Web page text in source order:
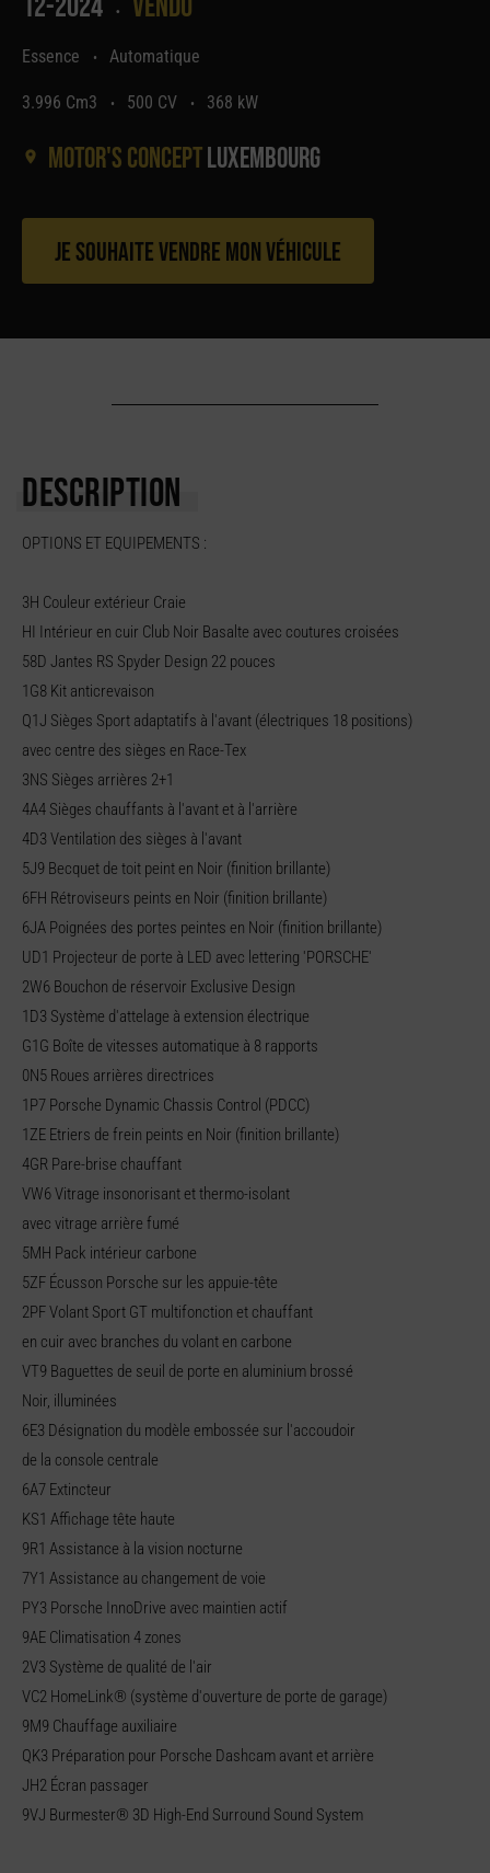
•
Essence • Automatique
3.996 Cm3 • 500 CV • 368 kW
Motor's conceptLuxembourg
Je souhaite vendre mon véhicule
DESCRIPTION
OPTIONS ET EQUIPEMENTS :
3H Couleur extérieur Craie
HI Intérieur en cuir Club Noir Basalte avec coutures croisées
58D Jantes RS Spyder Design 22 pouces
1G8 Kit anticrevaison
Q1J Sièges Sport adaptatifs à l'avant (électriques 18 positions)
avec centre des sièges en Race-Tex
3NS Sièges arrières 2+1
4A4 Sièges chauffants à l'avant et à l'arrière
4D3 Ventilation des sièges à l'avant
5J9 Becquet de toit peint en Noir (finition brillante)
6FH Rétroviseurs peints en Noir (finition brillante)
6JA Poignées des portes peintes en Noir (finition brillante)
UD1 Projecteur de porte à LED avec lettering 'PORSCHE'
2W6 Bouchon de réservoir Exclusive Design
1D3 Système d'attelage à extension électrique
G1G Boîte de vitesses automatique à 8 rapports
0N5 Roues arrières directrices
1P7 Porsche Dynamic Chassis Control (PDCC)
1ZE Etriers de frein peints en Noir (finition brillante)
4GR Pare-brise chauffant
VW6 Vitrage insonorisant et thermo-isolant
avec vitrage arrière fumé
5MH Pack intérieur carbone
5ZF Écusson Porsche sur les appuie-tête
2PF Volant Sport GT multifonction et chauffant
en cuir avec branches du volant en carbone
VT9 Baguettes de seuil de porte en aluminium brossé
Noir, illuminées
6E3 Désignation du modèle embossée sur l'accoudoir
de la console centrale
6A7 Extincteur
KS1 Affichage tête haute
9R1 Assistance à la vision nocturne
7Y1 Assistance au changement de voie
PY3 Porsche InnoDrive avec maintien actif
9AE Climatisation 4 zones
2V3 Système de qualité de l'air
VC2 HomeLink® (système d'ouverture de porte de garage)
9M9 Chauffage auxiliaire
QK3 Préparation pour Porsche Dashcam avant et arrière
JH2 Écran passager
9VJ Burmester® 3D High-End Surround Sound System